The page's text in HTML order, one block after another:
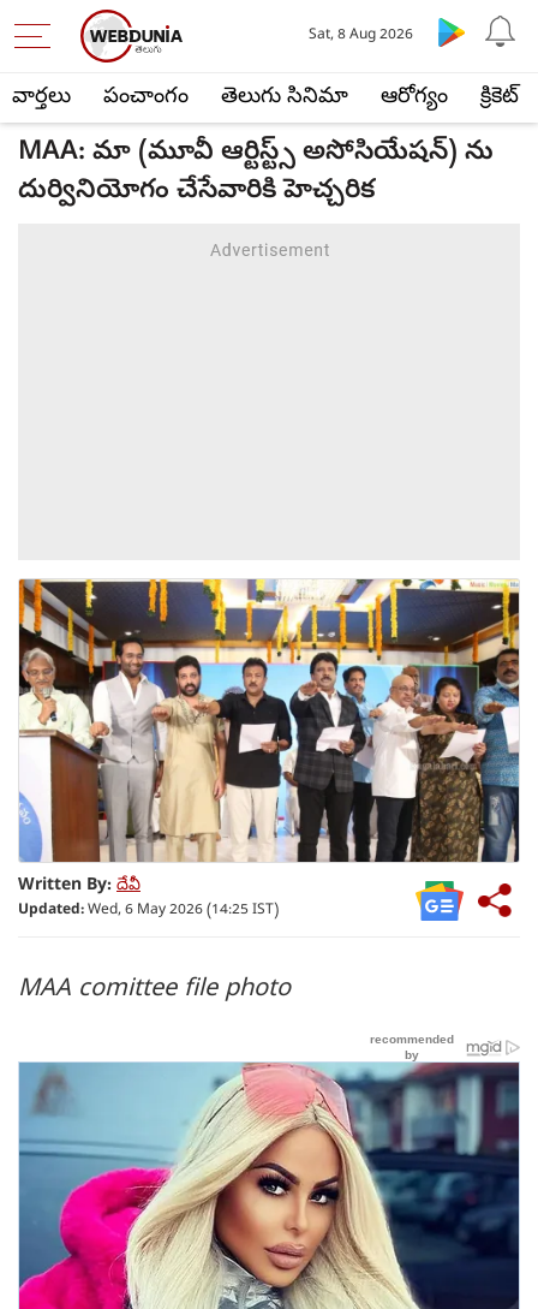
వార్తలు పంచాంగం తెలుగు సినిమా ఆరోగ్యం క్రికెట్
Sat, 8 Aug 2026
MAA: మా (మూవీ ఆర్టిస్ట్స్ అసోసియేషన్) ను
దుర్వినియోగం చేసేవారికి హెచ్చరిక
Written By: దేవీ
Updated:Wed, 6 May 2026 (14:25 IST)
MAA comittee file photo